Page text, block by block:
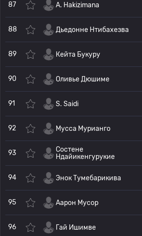
87 A. Hakizimana
88 Дьедонне Нтибахезва
89 Кейта Букуру
90 Оливье Дюшиме
91 S. Saidi
92 Мусса Мурианго
93
Состене
Ндайикенгурукие
94 Энок Тумебарикива
95 Аарон Мусор
96 Гай Ишимве